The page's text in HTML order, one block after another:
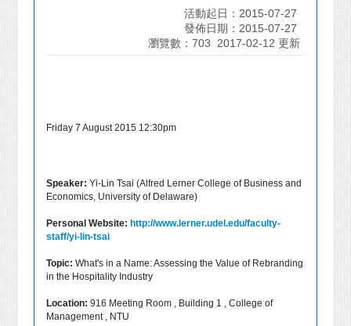
活動起日：2015-07-27
發佈日期：2015-07-27
瀏覽數：703
2017-02-12 更新
Friday 7 August 2015 12:30pm
Speaker: Yi-Lin Tsai (Alfred Lerner College of Business and
Economics, University of Delaware)
Personal Website: http://www.lerner.udel.edu/faculty-
staff/yi-lin-tsai
Topic: What's in a Name: Assessing the Value of Rebranding
in the Hospitality Industry
Location: 916 Meeting Room , Building 1 , College of
Management , NTU